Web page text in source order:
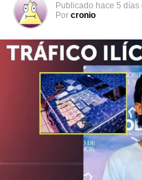
Publicado hace 5 días
Por cronio